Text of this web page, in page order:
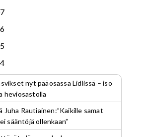
nyt pääosassa Lidlissä – iso
heviosastolla
Juha Rautiainen:”Kaikille samat
sääntöjä ollenkaan”